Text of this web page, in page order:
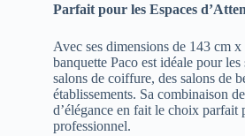
Parfait pour les Espaces
Avec ses dimensions de 143 cm
banquette Paco est idéale pour les
salons de coiffure, des salons de
établissements. Sa combinaison
d’élégance en fait le choix
professionnel.